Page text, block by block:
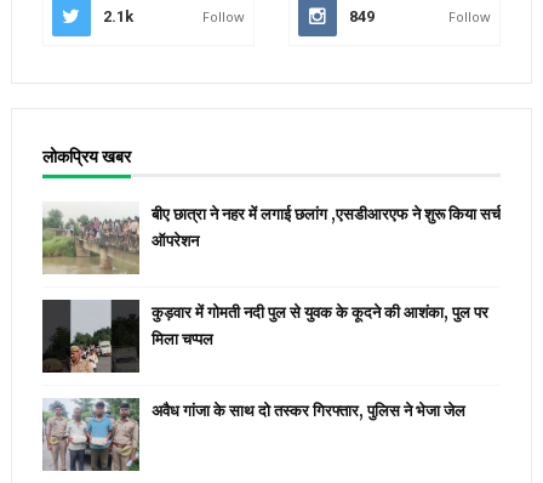
2.1k Follow 849 Follow
लोकप्रिय खबर
बीए छात्रा ने नहर में लगाई छलांग ,एसडीआरएफ ने शुरू किया सर्च
ऑपरेशन
कुड़वार में गोमती नदी पुल से युवक के कूदने की आशंका, पुल पर
मिला चप्पल
अवैध गांजा के साथ दो तस्कर गिरफ्तार, पुलिस ने भेजा जेल